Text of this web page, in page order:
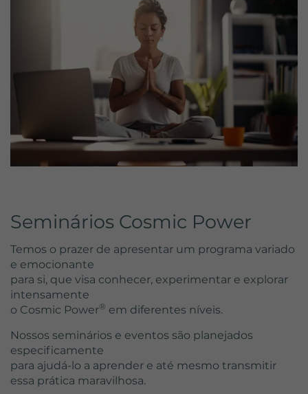
Seminários Cosmic Power
Temos o prazer de apresentar um programa variado
e emocionante
para si, que visa conhecer, experimentar e explorar
intensamente
o Cosmic Power® em diferentes níveis.
Nossos seminários e eventos são planejados
especificamente
para ajudá-lo a aprender e até mesmo transmitir
essa prática maravilhosa.